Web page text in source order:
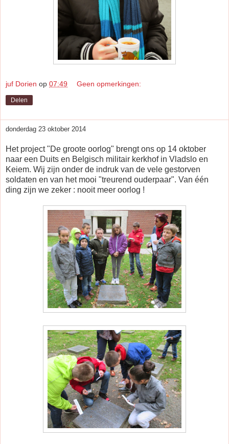
juf Dorien op 07:49 Geen opmerkingen:
Delen
donderdag 23 oktober 2014
Het project "De groote oorlog" brengt ons op 14 oktober
naar een Duits en Belgisch militair kerkhof in Vladslo en
Keiem. Wij zijn onder de indruk van de vele gestorven
soldaten en van het mooi "treurend ouderpaar". Van één
ding zijn we zeker : nooit meer oorlog !